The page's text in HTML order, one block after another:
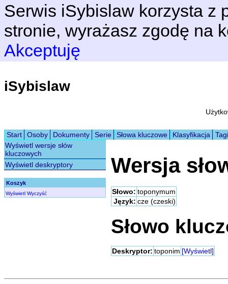
Serwis iSybislaw korzysta z
stronie, wyrażasz zgodę na
Akceptuję
iSybislaw
Start Osoby Dokumenty Serie Słowa kluczowe Klasyfikacja
Tagi
Wyświetl wersje słów
kluczowych
Wyświetl deskryptory
Koszyk
Wyświetl Wyczyść
Wersja
Słowo: toponymum
Język: cze (czeski)
Słowo
Deskryptor: toponim [Wyświetl]